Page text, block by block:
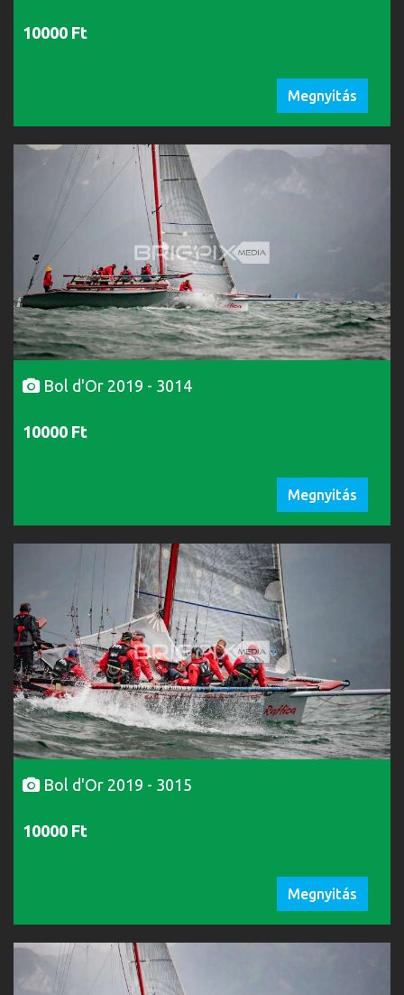
10000 Ft
Megnyitás
Bol d'Or 2019 - 3014
10000 Ft
Megnyitás
Bol d'Or 2019 - 3015
10000 Ft
Megnyitás